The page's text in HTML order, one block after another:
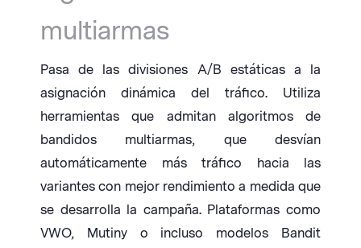
multiarmas
Pasa de las divisiones A/B estáticas a la
asignación dinámica del tráfico. Utiliza
herramientas que admitan algoritmos de
bandidos multiarmas, que desvían
automáticamente más tráfico hacia las
variantes con mejor rendimiento a medida que
se desarrolla la campaña. Plataformas como
VWO, Mutiny o incluso modelos Bandit